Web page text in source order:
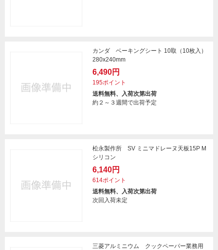
カンダ ベーキングシート 10取（10枚入）
280x240mm
6,490円
195ポイント
送料無料、入荷次第出荷
約２～３週間で出荷予定
松永製作所 SV ミニマドレーヌ天板15P M
シリコン
6,140円
614ポイント
送料無料、入荷次第出荷
次回入荷未定
三菱アルミニウム クックペーパー業務用